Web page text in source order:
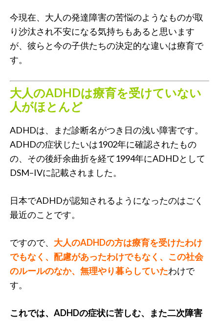
今現在、大人の発達障害の苦悩のようなものが取
り沙汰され不安になる気持ちもあると思います
が、彼らと今の子供たちの決定的な違いは療育で
す。
大人のADHDは療育を受けていない
人がほとんど
ADHDは、まだ診断名がつき日の浅い障害です。
ADHDの症状じたいは1902年に確認されたもの
の、その後紆余曲折を経て1994年にADHDとして
DSM–IVに記載されました。
日本でADHDが認知されるようになったのはごく
最近のことです。
ですので、 大人のADHDの方は療育を受けたわけ
でもなく、配慮があったわけでもなく、この社会
のルールのなか、無理やり暮らしていたわけで
す。
これでは、ADHDの症状に苦しむ、また二次障害